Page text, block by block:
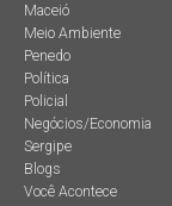
Maceió
Meio Ambiente
Penedo
Política
Policial
Negócios/Economia
Sergipe
Blogs
Você Acontece